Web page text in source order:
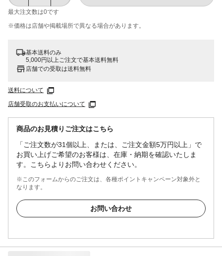
最大注文数は0です
※価格は​店舗や​掲載場所で​異なる​場合が​あります。
基本送料のみ
5,000円以上ご注文で基本送料無料
店舗での受取は送料無料
送料について
店舗受取のお支払いについて
商品のお見積りご注文はこちら
「ご注文数が31個以上、または、ご注文金額5万円以上」で
お買い上げご希望のお客様は、在庫・納期を確認いたしま
す。こちらよりお問い合わせください。
※このフォームからのご注文は、各種ポイントキャンペーン対象外と
なります。
お問い合わせ